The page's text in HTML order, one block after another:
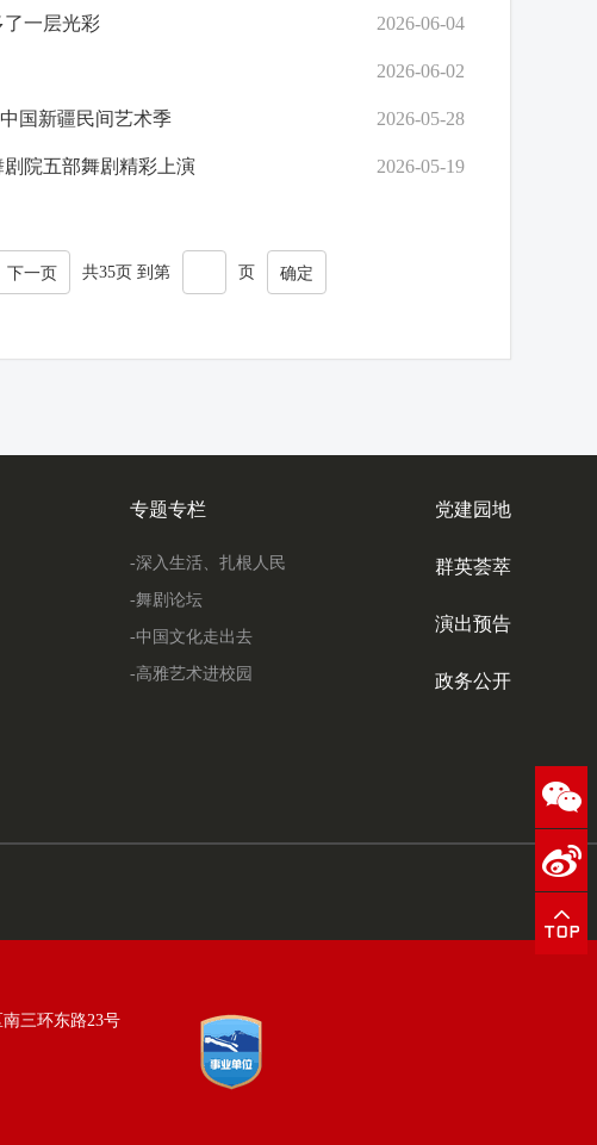
一层光彩 2026-06-04
2026-06-02
国新疆民间艺术季 2026-05-28
院五部舞剧精彩上演 2026-05-19
下一页 共35页 到第 页 确定
专题专栏
-深入生活、扎根人民
-舞剧论坛
-中国文化走出去
-高雅艺术进校园
党建园地
群英荟萃
演出预告
政务公开
三环东路23号